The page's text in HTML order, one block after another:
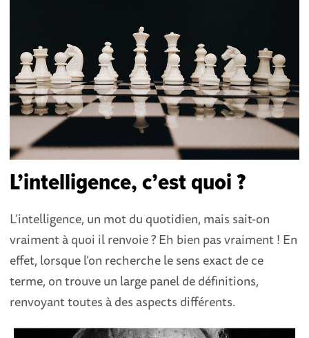
L’intelligence, c’est quoi ?
L’intelligence, un mot du quotidien, mais sait-on
vraiment à quoi il renvoie ? Eh bien pas vraiment ! En
effet, lorsque l’on recherche le sens exact de ce
terme, on trouve un large panel de définitions,
renvoyant toutes à des aspects différents.